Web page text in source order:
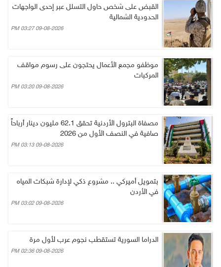
القبض على شخص حاول التسلل عبر إحدى الواجهات
الحدودية الشمالية
09-08-2026 03:27 PM
موظفو مجمع الأعمال يحتجون على رسوم مواقف
المركبات
09-08-2026 03:20 PM
مصفاة البترول الأردنية تحقق 62.1 مليون دينار أرباحاً
صافية في النصف الأول من 2026
09-08-2026 03:13 PM
بتمويل أميركي .. مشروع ذكي لإدارة شبكات المياه
في الأردن
09-08-2026 03:02 PM
الدراما السورية تستقطب نجوم عرب لأول مرة
09-08-2026 02:36 PM